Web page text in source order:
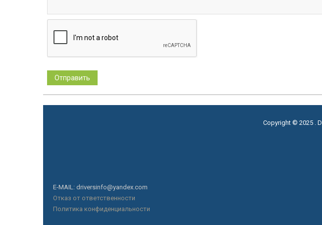
Copyright © 2025 .
E-MAIL: driversinfo@yandex.com
Отказ от ответственности
Политика конфиденциальности